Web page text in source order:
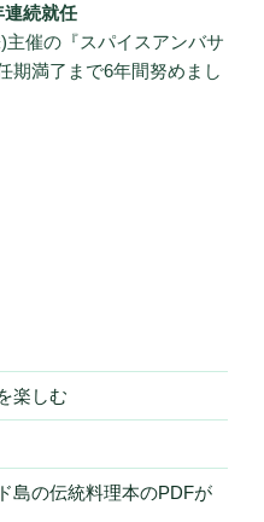
連続就任
催の『スパイスアンバサ
期満了まで6年間努めまし
楽しむ
島の伝統料理本のPDFが